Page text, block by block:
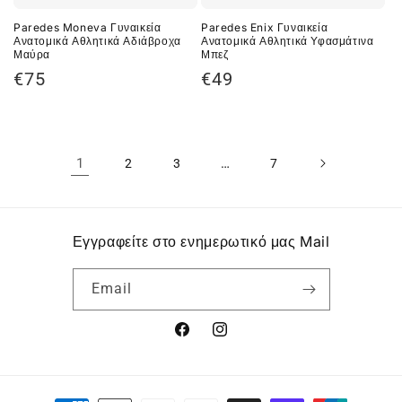
Paredes Moneva Γυναικεία
Ανατομικά Αθλητικά Αδιάβροχα
Μαύρα
Κανονική
€75
Paredes Enix Γυναικεία
Ανατομικά Αθλητικά Υφασμάτινα
Μπεζ
Κανονική
€49
1 2 3 … 7
Εγγραφείτε στο ενημερωτικό μας Mail
Email
FacebookInstagram